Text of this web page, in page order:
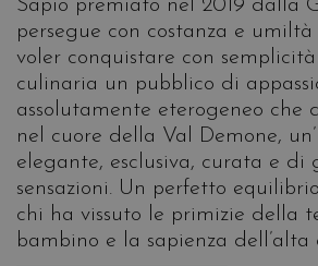
Sapio premiato nel 2019 dalla
persegue con costanza e
voler conquistare con semplicità
culinaria un pubblico di
assolutamente eterogeneo che
nel cuore della Val Demone,
elegante, esclusiva, curata e di
sensazioni. Un perfetto
chi ha vissuto le primizie della
bambino e la sapienza dell’alta